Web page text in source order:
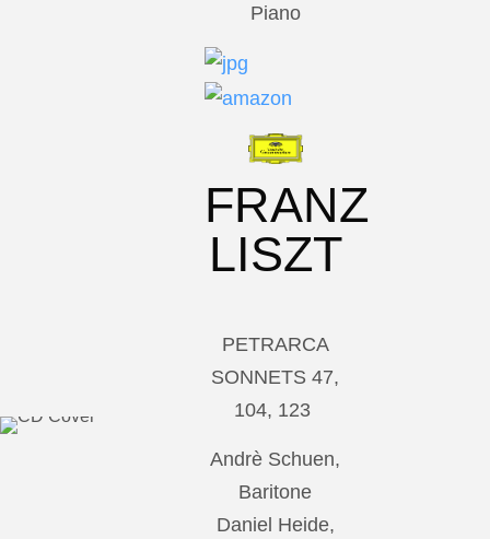
Piano
FRANZ
LISZT
PETRARCA
SONNETS 47,
104, 123
Andrè Schuen,
Baritone
Daniel Heide,